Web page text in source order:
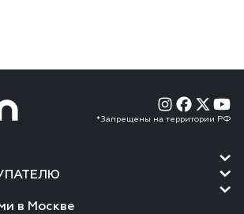
*Запрещены на территории РФ
в Москве